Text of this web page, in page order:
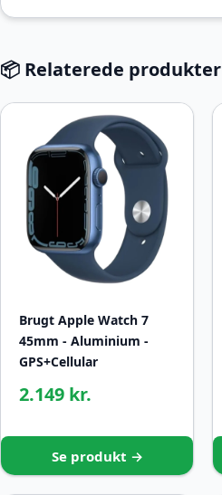
📦 Relaterede produkter
Brugt Apple Watch 7
45mm - Aluminium -
GPS+Cellular
2.149 kr.
Se produkt →